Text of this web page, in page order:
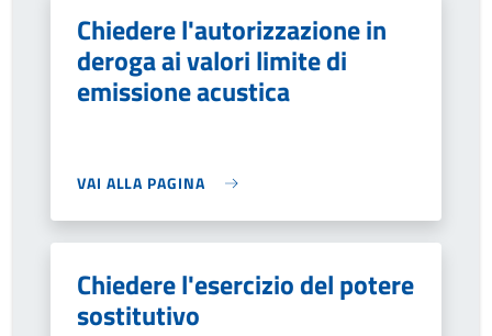
Chiedere l'autorizzazione in
deroga ai valori limite di
emissione acustica
VAI ALLA PAGINA
Chiedere l'esercizio del potere
sostitutivo